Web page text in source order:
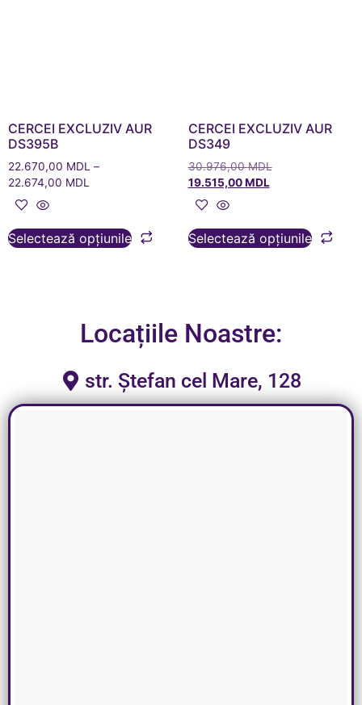
CERCEI EXCLUZIV AUR
DS395B
22.670,00 MDL –
22.674,00 MDL
Selectează opțiunile
CERCEI EXCLUZIV AUR
DS349
30.976,00MDL
19.515,00MDL
Selectează opțiunile
Locațiile Noastre:
str. Ștefan cel Mare, 128